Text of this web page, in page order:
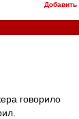
Добавить
говорило